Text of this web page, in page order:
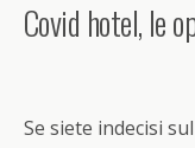
Covid hotel, le
Se siete indecisi